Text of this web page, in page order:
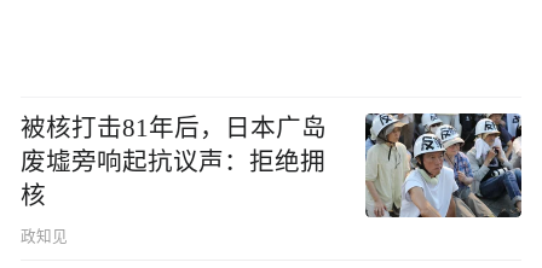
被核打击81年后，日本广岛
废墟旁响起抗议声：拒绝拥
核
政知见